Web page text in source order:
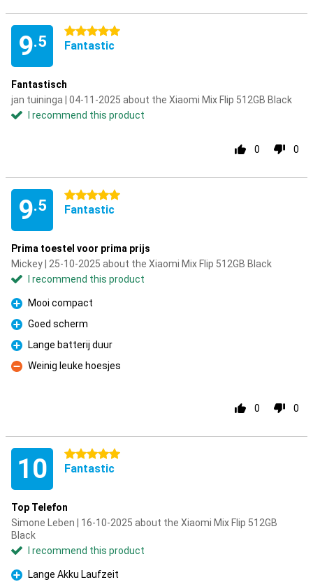
9.5
5 stars
Fantastic
Fantastisch
jan tuininga | 04-11-2025 about the Xiaomi Mix Flip 512GB Black
I recommend this product
0 0
9.5
5 stars
Fantastic
Prima toestel voor prima prijs
Mickey | 25-10-2025 about the Xiaomi Mix Flip 512GB Black
I recommend this product
Pro
Mooi compact
Pro
Goed scherm
Pro
Lange batterij duur
Con
Weinig leuke hoesjes
0 0
10 5 stars
Fantastic
Top Telefon
Simone Leben | 16-10-2025 about the Xiaomi Mix Flip 512GB
Black
I recommend this product
Lange Akku Laufzeit